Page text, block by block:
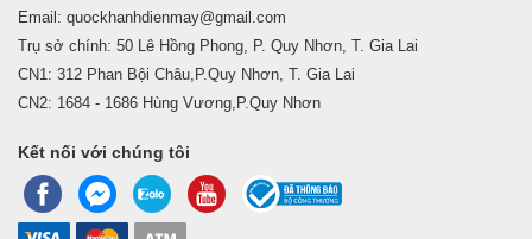
Email: quockhanhdienmay@gmail.com
Trụ sở chính: 50 Lê Hồng Phong, P. Quy Nhơn, T. Gia Lai
CN1: 312 Phan Bội Châu,P.Quy Nhơn, T. Gia Lai
CN2: 1684 - 1686 Hùng Vương,P.Quy Nhơn
Kết nối với chúng tôi